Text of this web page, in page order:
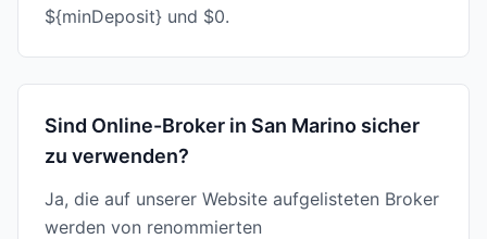
${minDeposit} und $0.
Sind Online-Broker in San Marino sicher
zu verwenden?
Ja, die auf unserer Website aufgelisteten Broker
werden von renommierten